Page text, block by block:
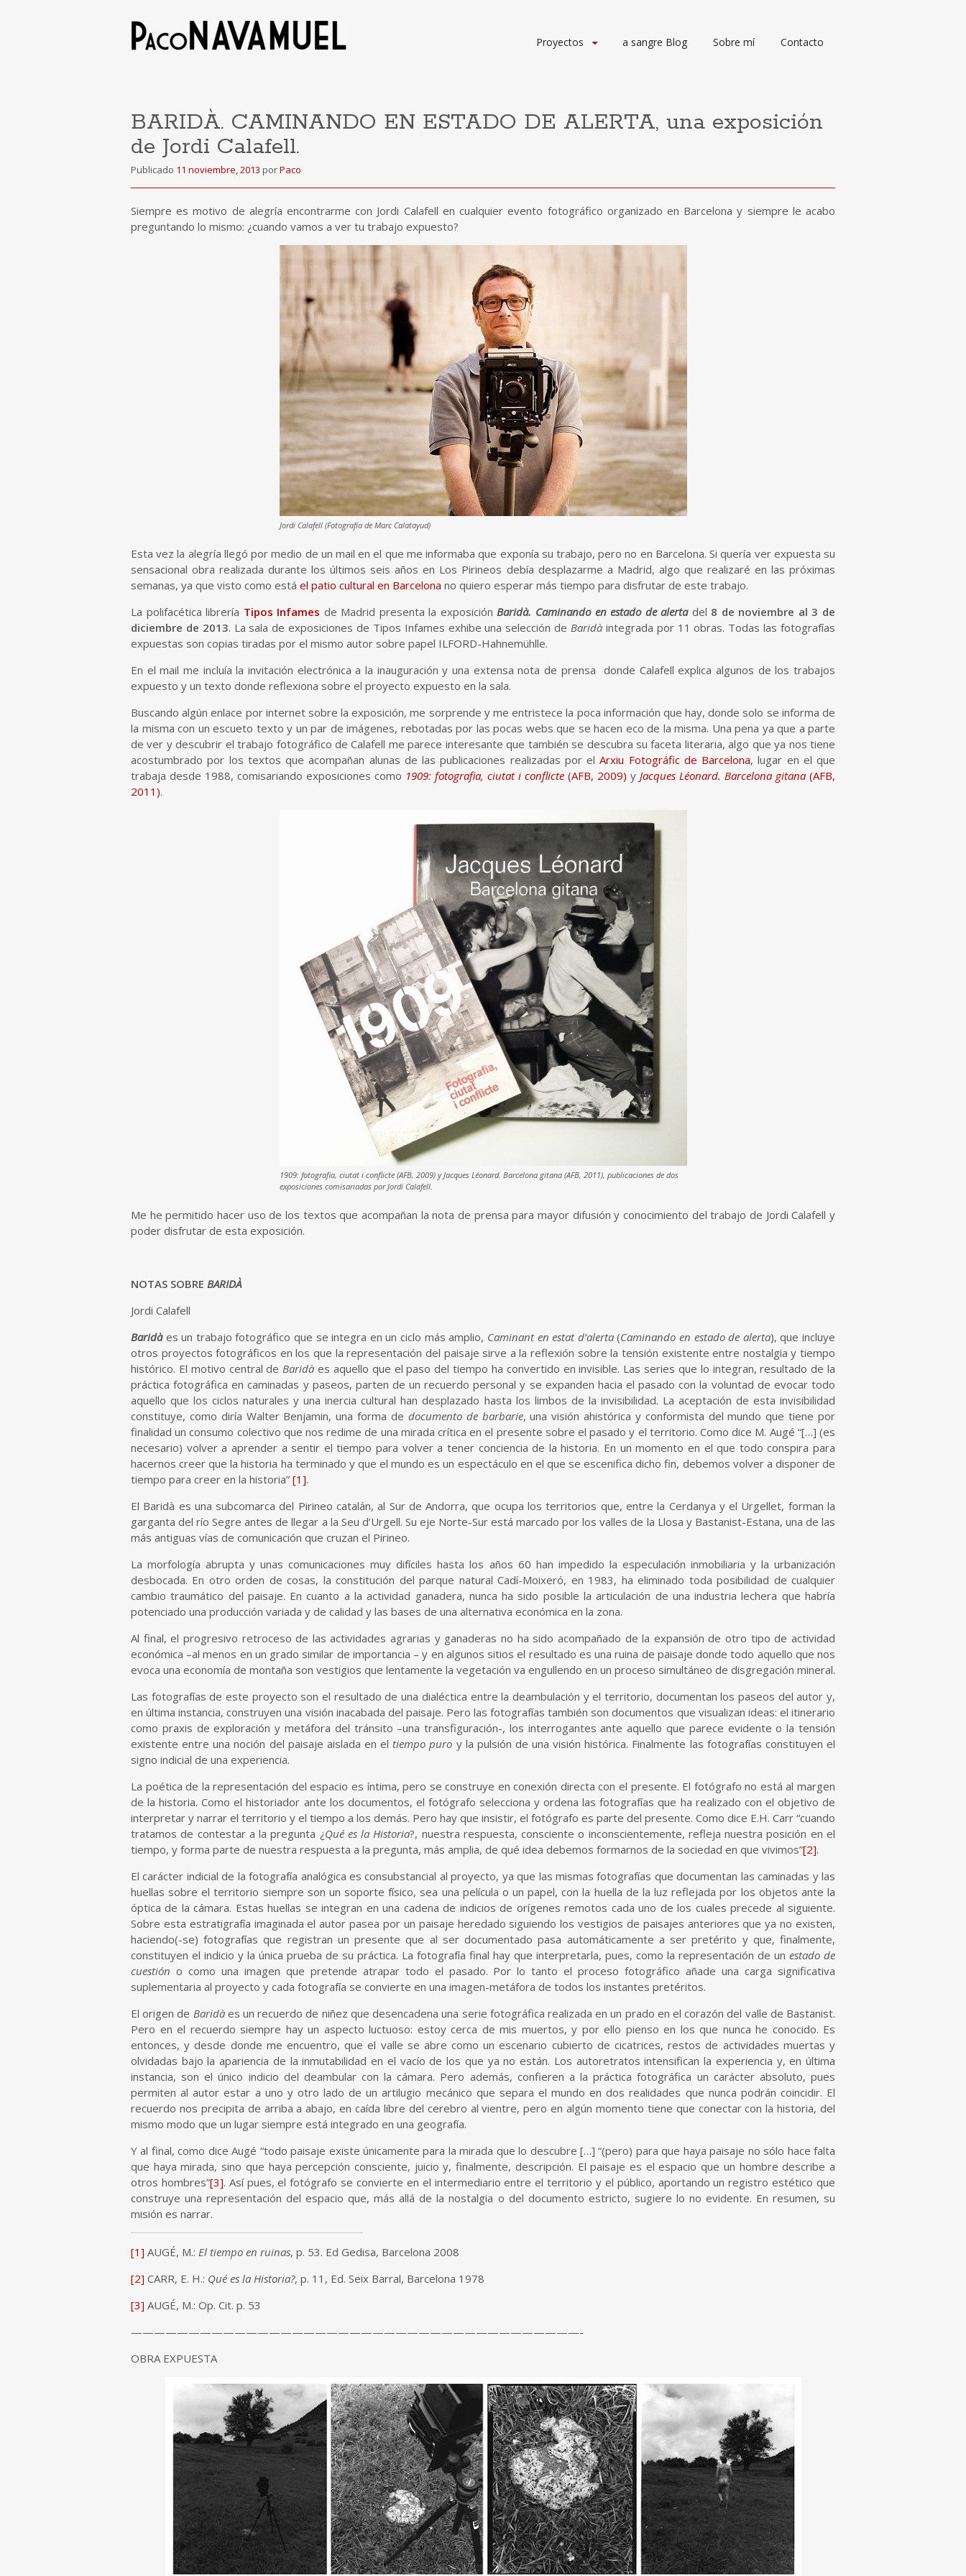
Ir
Proyectos a sangre Blog Sobre mí Contacto
BARIDÀ. CAMINANDO EN ESTADO DE ALERTA, una exposición
de Jordi Calafell.
Publicado 11 noviembre, 2013 porPaco
Siempre es motivo de alegría encontrarme con Jordi Calafell en cualquier evento fotográfico organizado en Barcelona y siempre le acabo
preguntando lo mismo: ¿cuando vamos a ver tu trabajo expuesto?
Jordi Calafell (Fotografía de Marc Calatayud)
Esta vez la alegría llegó por medio de un mail en el que me informaba que exponía su trabajo, pero no en Barcelona. Si quería ver expuesta su
sensacional obra realizada durante los últimos seis años en Los Pirineos debía desplazarme a Madrid, algo que realizaré en las próximas
semanas, ya que visto como está el patio cultural en Barcelona no quiero esperar más tiempo para disfrutar de este trabajo.
La polifacética librería Tipos Infames de Madrid presenta la exposiciónBaridà. Caminando en estado de alerta del 8 de noviembre al 3 de
diciembre de 2013. La sala de exposiciones de Tipos Infames exhibe una selección deBaridà integrada por 11 obras. Todas las fotografías
expuestas son copias tiradas por el mismo autor sobre papel ILFORD-Hahnemühlle.
En el mail me incluía la invitación electrónica a la inauguración y una extensa nota de prensa donde Calafell explica algunos de los trabajos
expuesto y un texto donde reflexiona sobre el proyecto expuesto en la sala.
Buscando algún enlace por internet sobre la exposición, me sorprende y me entristece la poca información que hay, donde solo se informa de
la misma con un escueto texto y un par de imágenes, rebotadas por las pocas webs que se hacen eco de la misma. Una pena ya que a parte
de ver y descubrir el trabajo fotográfico de Calafell me parece interesante que también se descubra su faceta literaria, algo que ya nos tiene
acostumbrado por los textos que acompañan alunas de las publicaciones realizadas por elArxiu Fotográfic de Barcelona, lugar en el que
trabaja desde 1988, comisariando exposiciones como 1909: fotografia, ciutat i conflicte (AFB, 2009) y Jacques Léonard. Barcelona gitana (AFB,
2011).
1909: fotografia, ciutat i conflicte (AFB, 2009) y Jacques Léonard. Barcelona gitana (AFB, 2011), publicaciones de dos
exposiciones comisariadas por Jordi Calafell.
Me he permitido hacer uso de los textos que acompañan la nota de prensa para mayor difusión y conocimiento del trabajo de Jordi Calafell y
poder disfrutar de esta exposición.
NOTAS SOBRE BARIDÀ
Jordi Calafell
Baridàes un trabajo fotográfico que se integra en un ciclo más amplio, Caminant en estat d’alerta(Caminando en estado de alerta), que incluye
otros proyectos fotográficos en los que la representación del paisaje sirve a la reflexión sobre la tensión existente entre nostalgia y tiempo
histórico. El motivo central de Baridà es aquello que el paso del tiempo ha convertido en invisible. Las series que lo integran, resultado de la
práctica fotográfica en caminadas y paseos, parten de un recuerdo personal y se expanden hacia el pasado con la voluntad de evocar todo
aquello que los ciclos naturales y una inercia cultural han desplazado hasta los limbos de la invisibilidad. La aceptación de esta invisibilidad
constituye, como diría Walter Benjamin, una forma de documento de barbarie, una visión ahistórica y conformista del mundo que tiene por
finalidad un consumo colectivo que nos redime de una mirada crítica en el presente sobre el pasado y el territorio. Como dice M. Augé “[…] (es
necesario) volver a aprender a sentir el tiempo para volver a tener conciencia de la historia. En un momento en el que todo conspira para
hacernos creer que la historia ha terminado y que el mundo es un espectáculo en el que se escenifica dicho fin, debemos volver a disponer de
tiempo para creer en la historia” [1].
El Baridà es una subcomarca del Pirineo catalán, al Sur de Andorra, que ocupa los territorios que, entre la Cerdanya y el Urgellet, forman la
garganta del río Segre antes de llegar a la Seu d’Urgell. Su eje Norte-Sur está marcado por los valles de la Llosa y Bastanist-Estana, una de las
más antiguas vías de comunicación que cruzan el Pirineo.
La morfología abrupta y unas comunicaciones muy difíciles hasta los años 60 han impedido la especulación inmobiliaria y la urbanización
desbocada. En otro orden de cosas, la constitución del parque natural Cadí-Moixeró, en 1983, ha eliminado toda posibilidad de cualquier
cambio traumático del paisaje. En cuanto a la actividad ganadera, nunca ha sido posible la articulación de una industria lechera que habría
potenciado una producción variada y de calidad y las bases de una alternativa económica en la zona.
Al final, el progresivo retroceso de las actividades agrarias y ganaderas no ha sido acompañado de la expansión de otro tipo de actividad
económica –al menos en un grado similar de importancia – y en algunos sitios el resultado es una ruina de paisaje donde todo aquello que nos
evoca una economía de montaña son vestigios que lentamente la vegetación va engullendo en un proceso simultáneo de disgregación mineral.
Las fotografías de este proyecto son el resultado de una dialéctica entre la deambulación y el territorio, documentan los paseos del autor y,
en última instancia, construyen una visión inacabada del paisaje. Pero las fotografías también son documentos que visualizan ideas: el itinerario
como praxis de exploración y metáfora del tránsito –una transfiguración-, los interrogantes ante aquello que parece evidente o la tensión
existente entre una noción del paisaje aislada en eltiempo puro y la pulsión de una visión histórica. Finalmente las fotografías constituyen el
signo indicial de una experiencia.
La poética de la representación del espacio es íntima, pero se construye en conexión directa con el presente. El fotógrafo no está al margen
de la historia. Como el historiador ante los documentos, el fotógrafo selecciona y ordena las fotografías que ha realizado con el objetivo de
interpretar y narrar el territorio y el tiempo a los demás. Pero hay que insistir, el fotógrafo es parte del presente. Como dice E.H. Carr “cuando
tratamos de contestar a la pregunta ¿Qué es la Historia?, nuestra respuesta, consciente o inconscientemente, refleja nuestra posición en el
tiempo, y forma parte de nuestra respuesta a la pregunta, más amplia, de qué idea debemos formarnos de la sociedad en que vivimos”[2].
El carácter indicial de la fotografía analógica es consubstancial al proyecto, ya que las mismas fotografías que documentan las caminadas y las
huellas sobre el territorio siempre son un soporte físico, sea una película o un papel, con la huella de la luz reflejada por los objetos ante la
óptica de la cámara. Estas huellas se integran en una cadena de indicios de orígenes remotos cada uno de los cuales precede al siguiente.
Sobre esta estratigrafía imaginada el autor pasea por un paisaje heredado siguiendo los vestigios de paisajes anteriores que ya no existen,
haciendo(-se) fotografías que registran un presente que al ser documentado pasa automáticamente a ser pretérito y que, finalmente,
constituyen el indicio y la única prueba de su práctica. La fotografía final hay que interpretarla, pues, como la representación de un estado de
cuestión o como una imagen que pretende atrapar todo el pasado. Por lo tanto el proceso fotográfico añade una carga significativa
suplementaria al proyecto y cada fotografía se convierte en una imagen-metáfora de todos los instantes pretéritos.
El origen de Baridàes un recuerdo de niñez que desencadena una serie fotográfica realizada en un prado en el corazón del valle de Bastanist.
Pero en el recuerdo siempre hay un aspecto luctuoso: estoy cerca de mis muertos, y por ello pienso en los que nunca he conocido. Es
entonces, y desde donde me encuentro, que el valle se abre como un escenario cubierto de cicatrices, restos de actividades muertas y
olvidadas bajo la apariencia de la inmutabilidad en el vacío de los que ya no están. Los autoretratos intensifican la experiencia y, en última
instancia, son el único indicio del deambular con la cámara. Pero además, confieren a la práctica fotográfica un carácter absoluto, pues
permiten al autor estar a uno y otro lado de un artilugio mecánico que separa el mundo en dos realidades que nunca podrán coincidir. El
recuerdo nos precipita de arriba a abajo, en caída libre del cerebro al vientre, pero en algún momento tiene que conectar con la historia, del
mismo modo que un lugar siempre está integrado en una geografía.
Y al final, como dice Augé “todo paisaje existe únicamente para la mirada que lo descubre […] “(pero) para que haya paisaje no sólo hace falta
que haya mirada, sino que haya percepción consciente, juicio y, finalmente, descripción. El paisaje es el espacio que un hombre describe a
otros hombres”[3]. Así pues, el fotógrafo se convierte en el intermediario entre el territorio y el público, aportando un registro estético que
construye una representación del espacio que, más allá de la nostalgia o del documento estricto, sugiere lo no evidente. En resumen, su
misión es narrar.
[1] AUGÉ, M.: El tiempo en ruinas, p. 53. Ed Gedisa, Barcelona 2008
[2] CARR, E. H.: Qué es la Historia?, p. 11, Ed. Seix Barral, Barcelona 1978
[3] AUGÉ, M.: Op. Cit. p. 53
———————————————————————————————————————-
OBRA EXPUESTA